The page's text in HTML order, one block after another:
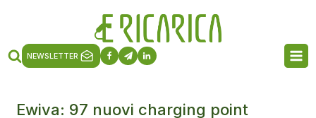
NEWSLETTER
Ewiva: 97 nuovi charging point